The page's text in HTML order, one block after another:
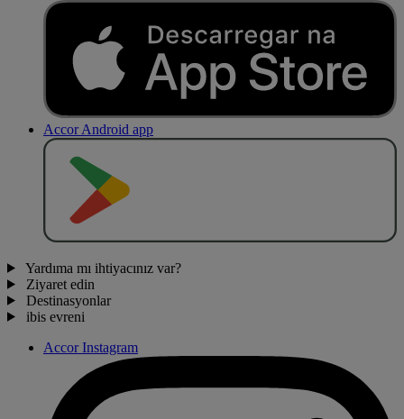
Accor Android app
Yardıma mı ihtiyacınız var?
Ziyaret edin
Destinasyonlar
ibis evreni
Accor Instagram